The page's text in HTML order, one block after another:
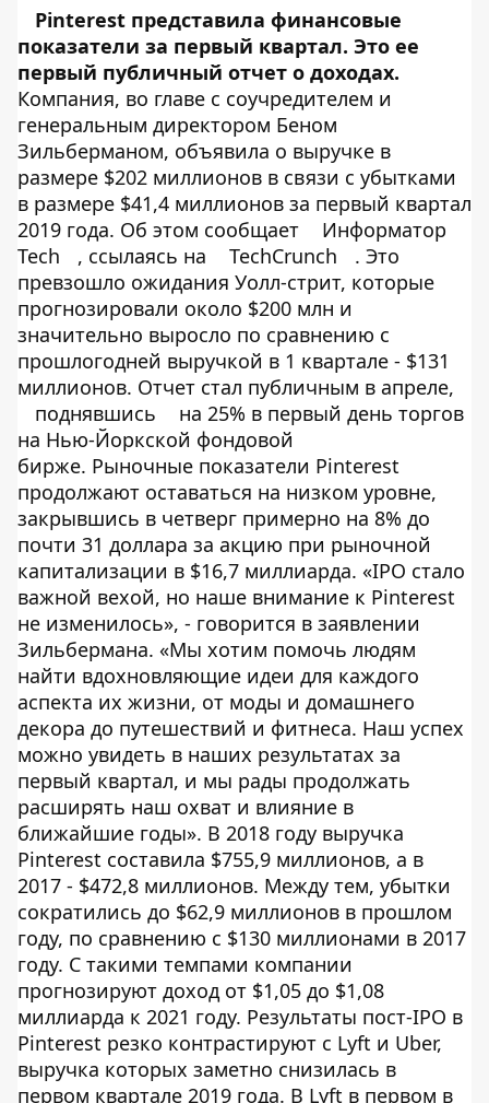
Pinterest представила финансовые
показатели за первый квартал. Это ее
первый публичный отчет о доходах.
Компания, во главе с соучредителем и
генеральным директором Беном
Зильберманом, объявила о выручке в
размере $202 миллионов в связи с убытками
в размере $41,4 миллионов за первый квартал
2019 года. Об этом сообщает
Информатор
Tech
, ссылаясь на TechCrunch
. Это
превзошло ожидания Уолл-стрит, которые
прогнозировали около $200 млн и
значительно выросло по сравнению с
прошлогодней выручкой в ​​1 квартале - $131
миллионов. Отчет стал публичным в апреле,
поднявшись
на 25% в первый день торгов
на Нью-Йоркской фондовой
бирже. Рыночные показатели Pinterest
продолжают оставаться на низком уровне,
закрывшись в четверг примерно на 8% до
почти 31 доллара за акцию при рыночной
капитализации в $16,7 миллиарда. «IPO стало
важной вехой, но наше внимание к Pinterest
не изменилось», - говорится в заявлении
Зильбермана. «Мы хотим помочь людям
найти вдохновляющие идеи для каждого
аспекта их жизни, от моды и домашнего
декора до путешествий и фитнеса. Наш успех
можно увидеть в наших результатах за
первый квартал, и мы рады продолжать
расширять наш охват и влияние в
ближайшие годы». В 2018 году выручка
Pinterest составила $755,9 миллионов, а в
2017 - $472,8 миллионов. Между тем, убытки
сократились до $62,9 миллионов в прошлом
году, по сравнению с $130 миллионами в 2017
году. С такими темпами компании
прогнозируют доход от $1,05 до $1,08
миллиарда к 2021 году. Результаты пост-IPO в
Pinterest резко контрастируют с Lyft и Uber,
выручка которых заметно снизилась в
первом квартале 2019 года. В Lyft в первом в